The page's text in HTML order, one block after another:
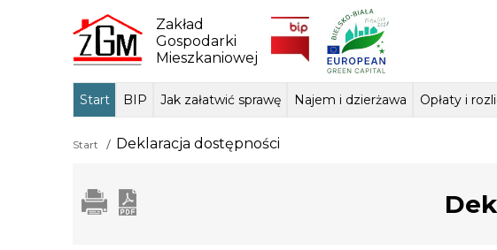
Zakład
Gospodarki
Mieszkaniowej
Start BIP Jak załatwić sprawę
załatwiania spraw
Najem i dzierżawa Opłaty i
Start Deklaracja dostępności